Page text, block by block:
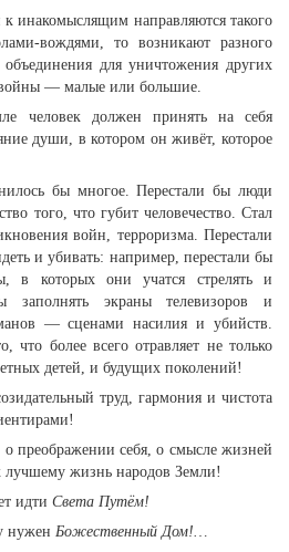
к инакомыслящим направляются такого
вождями, то возникают разного
для уничтожения других
— малые или большие.
человек должен принять на себя
души, в котором он живёт, которое
бы многое. Перестали бы люди
того, что губит человечество. Стал
войн, терроризма. Перестали
и убивать: например, перестали бы
в которых они учатся стрелять и
заполнять экраны телевизоров и
— сценами насилия и убийств.
что более всего отравляет не только
детей, и будущих поколений!
труд, гармония и чистота
преображении себя, о смысле жизней
лучшему жизнь народов Земли!
идти Света Путём!
нужен Божественный Дом!…